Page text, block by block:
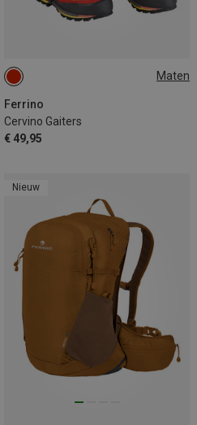
Maten
Ferrino
Cervino Gaiters
€ 49,95
ONE SIZE
Nieuw